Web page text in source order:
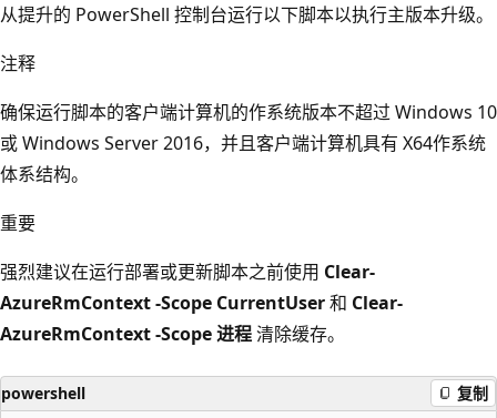
从提升的 PowerShell 控制台运行以下脚本以执行主版本升级。
注释
确保运行脚本的客户端计算机的作系统版本不超过 Windows 10
或 Windows Server 2016，并且客户端计算机具有 X64作系统
体系结构。
重要
强烈建议在运行部署或更新脚本之前使用 Clear-
AzureRmContext -Scope CurrentUser和 Clear-
AzureRmContext -Scope 进程清除缓存。
powershell 复制